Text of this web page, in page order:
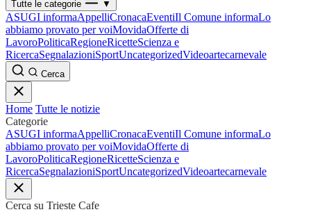
Tutte le categorie ▼
ASUGI informaAppelliCronacaEventiIl Comune informaLo
abbiamo provato per voiMovidaOfferte di
LavoroPoliticaRegioneRicetteScienza e
RicercaSegnalazioniSportUncategorizedVideoartecarnevale
Cerca
Home Tutte le notizie
Categorie
ASUGI informaAppelliCronacaEventiIl Comune informaLo
abbiamo provato per voiMovidaOfferte di
LavoroPoliticaRegioneRicetteScienza e
RicercaSegnalazioniSportUncategorizedVideoartecarnevale
Cerca su Trieste Cafe